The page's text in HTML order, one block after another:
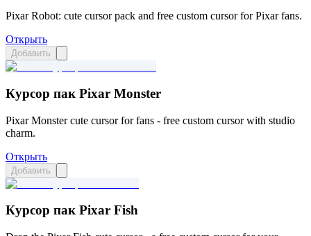
Pixar Robot: cute cursor pack and free custom cursor for Pixar fans.
Открыть
Добавить
Курсор пак Pixar Monster
Pixar Monster cute cursor for fans - free custom cursor with studio
charm.
Открыть
Добавить
Курсор пак Pixar Fish